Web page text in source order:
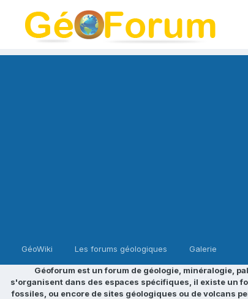
GéoWiki Les forums géologiques Galerie
Géoforum est un forum de géologie, minéralogie,
s'organisent dans des espaces spécifiques, il existe un
fossiles, ou encore de sites géologiques ou de volcans